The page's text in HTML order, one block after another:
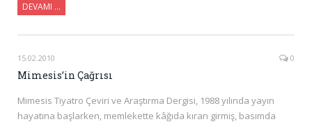
DEVAMI …
15.02.2010 0
Mimesis’in Çağrısı
Mimesis Tiyatro Çeviri ve Araştırma Dergisi, 1988 yılında yayın
hayatına başlarken, memlekette kâğıda kıran girmiş, basımda